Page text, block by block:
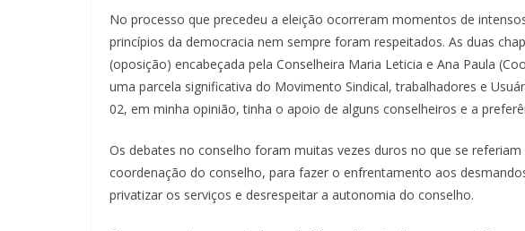
No processo que precedeu a eleição ocorreram momentos de
princípios da democracia nem sempre foram respeitados. As duas
(oposição) encabeçada pela Conselheira Maria Leticia e Ana Paula
uma parcela significativa do Movimento Sindical, trabalhadores e
02, em minha opinião, tinha o apoio de alguns conselheiros e a
Os debates no conselho foram muitas vezes duros no que se
coordenação do conselho, para fazer o enfrentamento aos
privatizar os serviços e desrespeitar a autonomia do conselho.